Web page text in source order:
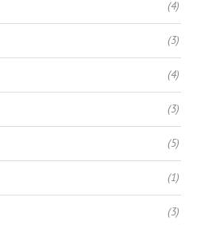
(4)
(3)
(4)
(3)
(5)
(1)
(3)